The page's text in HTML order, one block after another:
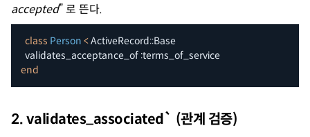
accepted” 로 뜬다.
class Person < ActiveRecord::Base
  validates_acceptance_of
:terms_of_service
end
2. validates_associated` (관계 검증)